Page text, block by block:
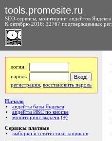
tools.promosite.ru
SEO-сервисы, мониторинг апдейтов
К октябрю 2016: 32767 подтвержденных
логин
пароль
регистрация восстановить пароль
Начало
апдейты базы Яндекса
апдейты ИКС по кнопке
мониторинг выдачи (+)
Сервисы платные
выборки из статистики запросов